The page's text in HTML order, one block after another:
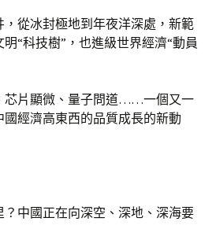
從冰封極地到年夜洋深處，新範
“科技樹”，也進級世界經濟“動員
芯片顯微、量子問道……一個又一
經濟高東西的品質成長的新動
中國正在向深空、深地、深海要